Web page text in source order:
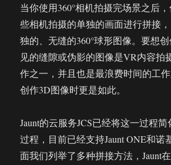
当你使用360°相机拍摄完场景之后
些相机拍摄的单独的画面进行拼接
独的、无缝的360°球形图像。要想
见的缝隙或伪影的图像是VR内容拍
作之一，并且也是最浪费时间的工
创作3D图像时更是如此。
Jaunt的云服务JCS已经将这一过程
过程，目前已经支持Jaunt ONE和诺
面我们列举了多种拼接方法，Jaunt